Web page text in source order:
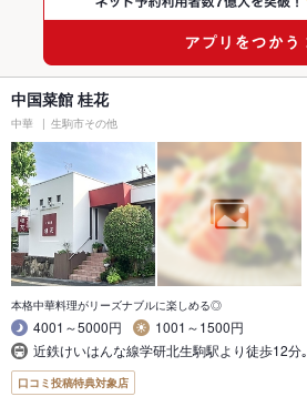
中国菜館 桂花
中華 生駒市その他
本格中華料理がリーズナブルに楽しめる◎
4001～5000円
1001～1500円
近鉄けいはんな線学研北生駒駅より徒歩12分｡
口コミ投稿特典対象店